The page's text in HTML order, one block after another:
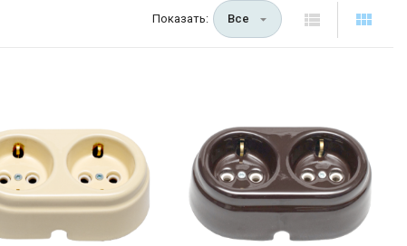
Показать: Все